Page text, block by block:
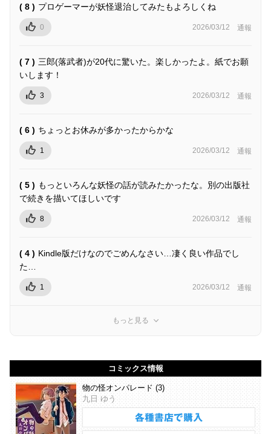
( 8 ) プロゲーマーが妖怪退治してみたもよろしくね
0 2026/03/12 通報
( 7 ) 三郎(落武者)が20代に驚いた。楽しかったよ。紙でお願
いします！
3 2026/03/12 通報
( 6 ) ちょっとお休みが多かったからかな
1 2026/03/12 通報
( 5 ) もっといろんな妖怪の話が読みたかったな。別の出版社
で続きを描いてほしいです
8 2026/03/12 通報
( 4 ) Kindle版だけなのでごめんなさい…凄く良い作品でし
た…
1 2026/03/12 通報
もっと見る
コミックス情報
物の怪オンパレード (3)
九日 ゆう